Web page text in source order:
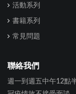
活動系列
書籍系列
常見問題
聯絡我們
週一到週五中午12點